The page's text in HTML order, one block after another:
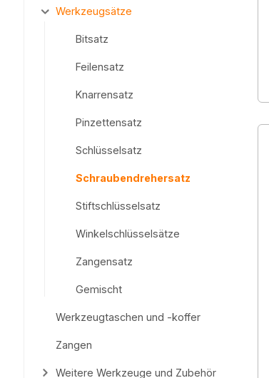
Werkzeugsätze
Bitsatz
Feilensatz
Knarrensatz
Pinzettensatz
Schlüsselsatz
Schraubendrehersatz
Stiftschlüsselsatz
Winkelschlüsselsätze
Zangensatz
Gemischt
Werkzeugtaschen und -koffer
Zangen
Weitere Werkzeuge und Zubehör